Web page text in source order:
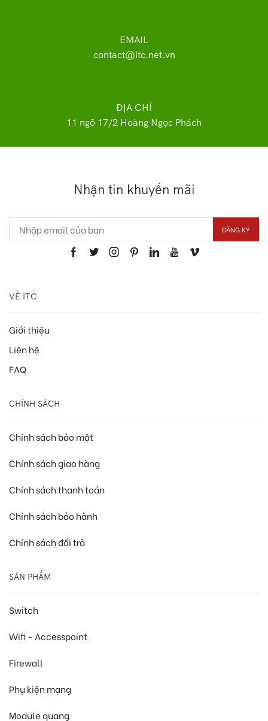
EMAIL
contact@itc.net.vn
ĐỊA CHỈ
11 ngõ 17/2 Hoàng Ngọc Phách
Nhận tin khuyến mãi
VỀ ITC
Giới thiệu
Liên hệ
FAQ
CHÍNH SÁCH
Chính sách bảo mật
Chính sách giao hàng
Chính sách thanh toán
Chính sách bảo hành
Chính sách đổi trả
SẢN PHẨM
Switch
Wifi - Accesspoint
Firewall
Phụ kiện mạng
Module quang